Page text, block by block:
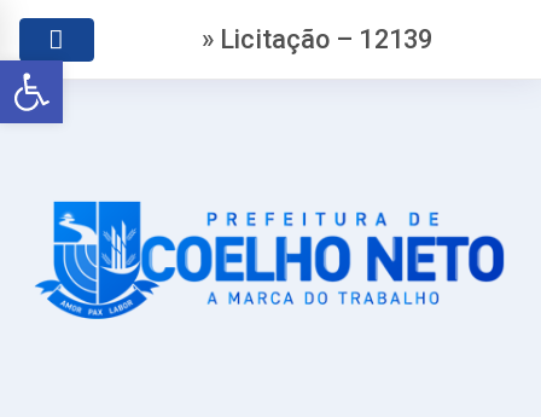
Abrir a barra de ferramentas
» Licitação – 12139